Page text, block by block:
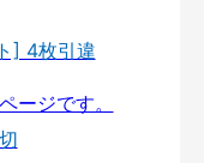
] 4枚引違